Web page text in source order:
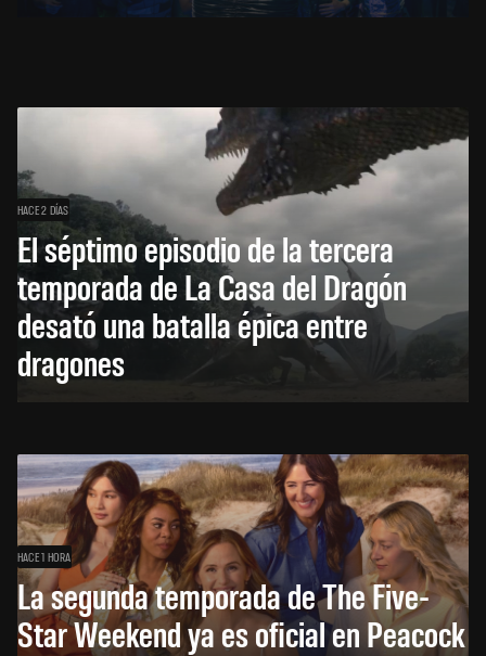
HACE 2 DÍAS
El séptimo episodio de la tercera
temporada de La Casa del Dragón
desató una batalla épica entre
dragones
HACE 1 HORA
La segunda temporada de The Five-
Star Weekend ya es oficial en Peacock